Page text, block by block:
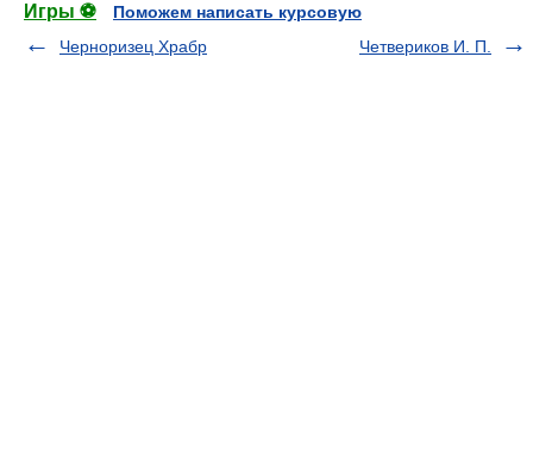
Игры ⚽
Поможем написать курсовую
Черноризец Храбр
Четвериков И. П.